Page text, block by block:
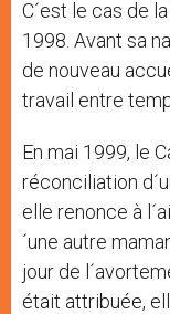
C´est le cas de
1998. Avant sa
de nouveau
travail entre
En mai 1999, le
réconciliation
elle renonce à
´une autre
jour de
était attribuée,